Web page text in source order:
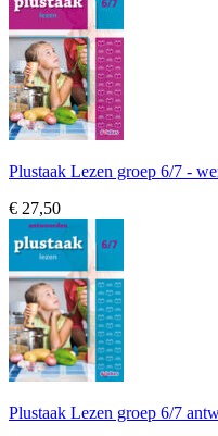
Plustaak Lezen groep 6/7 -
€ 27,50
Plustaak Lezen groep 6/7